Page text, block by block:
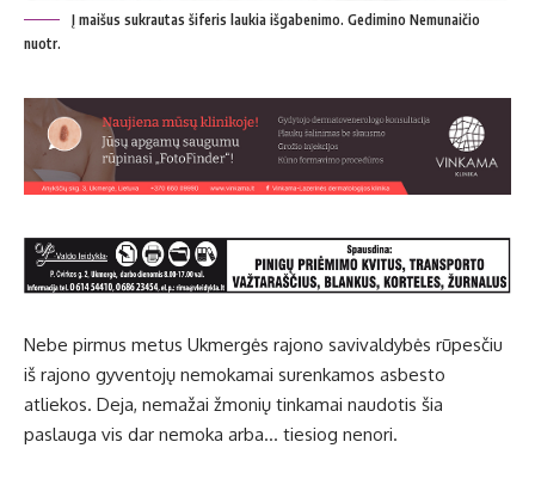
Į maišus sukrautas šiferis laukia išgabenimo. Gedimino Nemunaičio
nuotr.
Nebe pirmus metus Ukmergės rajono savivaldybės rūpesčiu
iš rajono gyventojų nemokamai surenkamos asbesto
atliekos. Deja, nemažai žmonių tinkamai naudotis šia
paslauga vis dar nemoka arba… tiesiog nenori.